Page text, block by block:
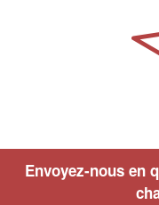
Envoyez-nous en